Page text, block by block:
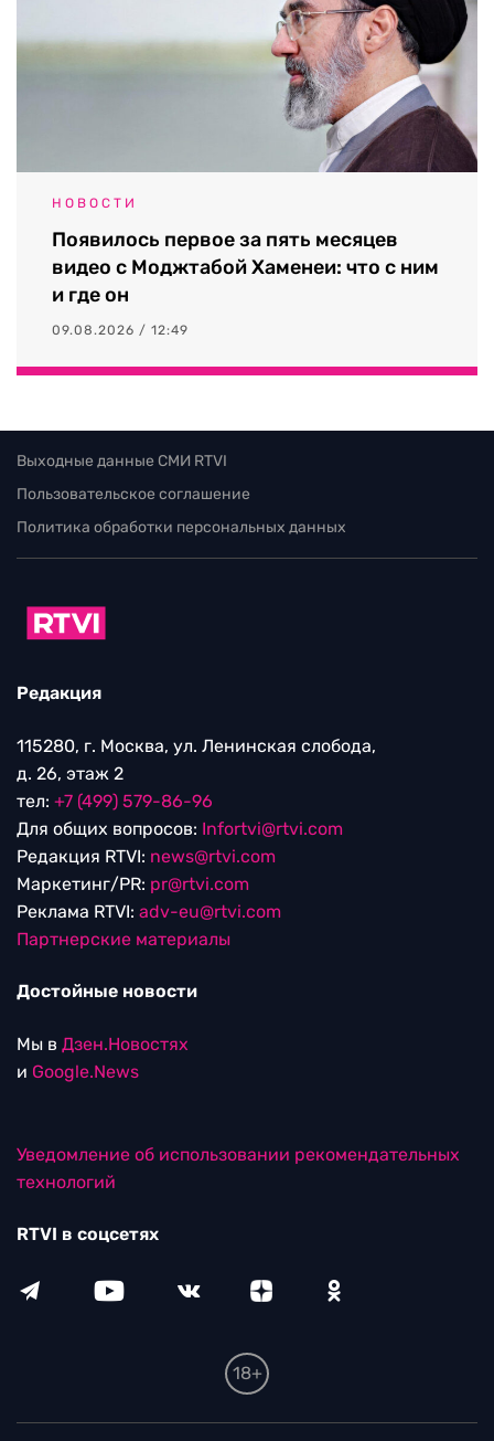
НОВОСТИ
Появилось первое за пять месяцев
видео с Моджтабой Хаменеи: что с ним
и где он
09.08.2026 / 12:49
Выходные данные СМИ RTVI
Пользовательское соглашение
Политика обработки персональных данных
Редакция
115280, г. Москва, ул. Ленинская слобода,
д. 26, этаж 2
тел: +7 (499) 579-86-96
Для общих вопросов: Infortvi@rtvi.com
Редакция RTVI: news@rtvi.com
Маркетинг/PR: pr@rtvi.com
Реклама RTVI: adv-eu@rtvi.com
Партнерские материалы
Достойные новости
Мы в Дзен.Новостях
и Google.News
Уведомление об использовании рекомендательных
технологий
RTVI в соцсетях
18+